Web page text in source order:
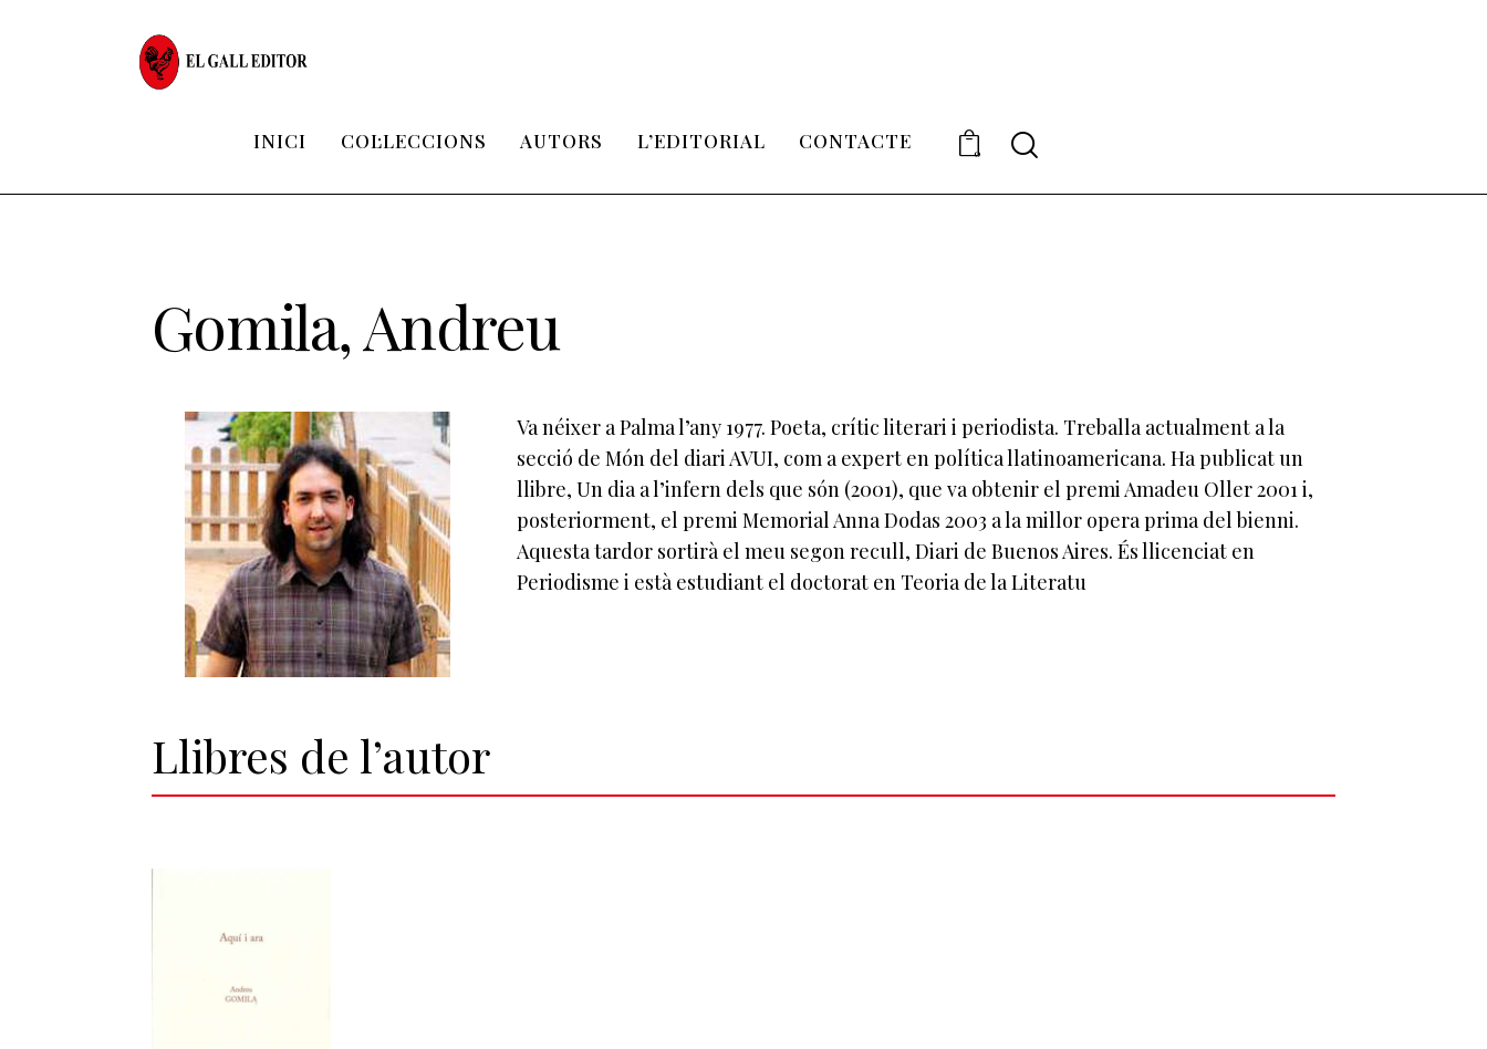
INICI COL·LECCIONS AUTORS L’EDITORIAL CONTACTE 0
Gomila, Andreu
Va néixer a Palma l’any 1977. Poeta, crític literari i periodista. Treballa actualment a la
secció de Món del diari AVUI, com a expert en política llatinoamericana. Ha publicat un
llibre, Un dia a l’infern dels que són (2001), que va obtenir el premi Amadeu Oller 2001 i,
posteriorment, el premi Memorial Anna Dodas 2003 a la millor opera prima del bienni.
Aquesta tardor sortirà el meu segon recull, Diari de Buenos Aires. És llicenciat en
Periodisme i està estudiant el doctorat en Teoria de la Literatu
Llibres de l’autor